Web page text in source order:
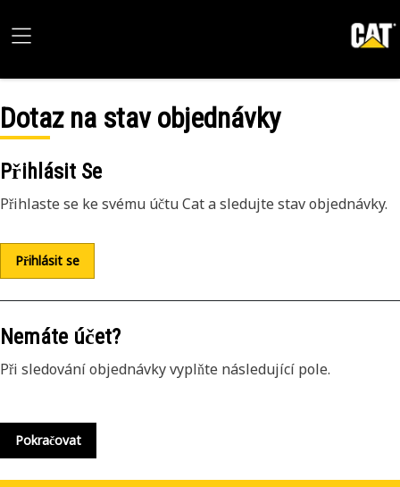
Dotaz na stav objednávky
Přihlásit Se
Přihlaste se ke svému účtu Cat a sledujte stav objednávky.
Přihlásit se
Nemáte účet?
Při sledování objednávky vyplňte následující pole.
Pokračovat